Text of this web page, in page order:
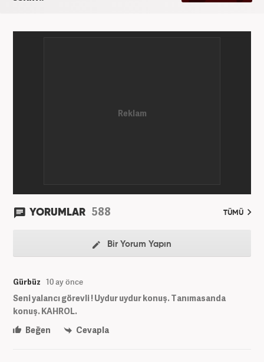
YORUMLAR 588 TÜMÜ
Bir Yorum Yapın
Gürbüz 10 ay önce
Seni yalancı görevli ! Uydur uydur konuş. Tanımasanda
konuş. KAHROL.
Beğen
Cevapla